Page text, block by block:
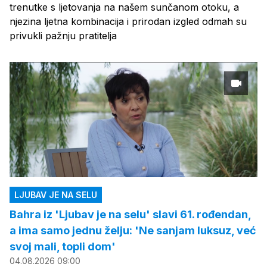
trenutke s ljetovanja na našem sunčanom otoku, a
njezina ljetna kombinacija i prirodan izgled odmah su
privukli pažnju pratitelja
LJUBAV JE NA SELU
Bahra iz 'Ljubav je na selu' slavi 61. rođendan,
a ima samo jednu želju: 'Ne sanjam luksuz, već
svoj mali, topli dom'
04.08.2026 09:00